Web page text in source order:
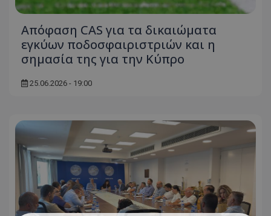
Απόφαση CAS για τα δικαιώματα
εγκύων ποδοσφαιριστριών και η
σημασία της για την Κύπρο
25.06.2026 - 19:00